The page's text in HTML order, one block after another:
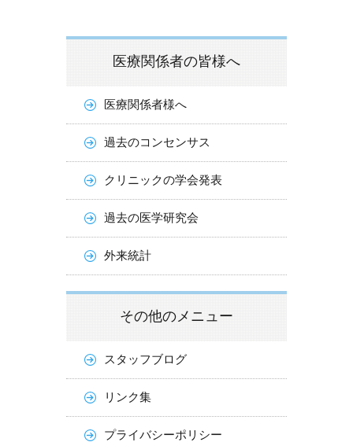
医療関係者の皆様へ
医療関係者様へ
過去のコンセンサス
クリニックの学会発表
過去の医学研究会
外来統計
その他のメニュー
スタッフブログ
リンク集
プライバシーポリシー